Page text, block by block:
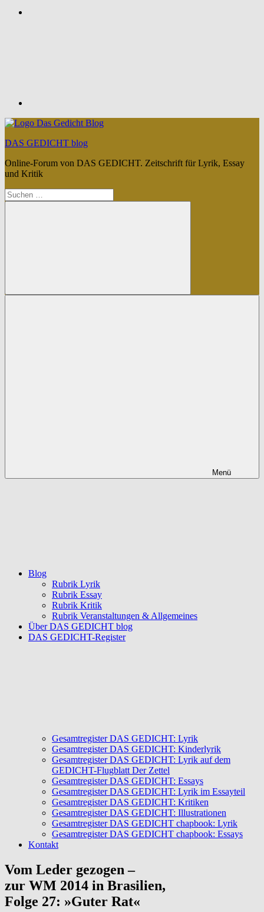
DAS GEDICHT blog
Online-Forum von DAS GEDICHT. Zeitschrift für Lyrik, Essay
und Kritik
Suchen
nach:
Suchen
Menü
Blog
Rubrik Lyrik
Rubrik Essay
Rubrik Kritik
Rubrik Veranstaltungen & Allgemeines
Über DAS GEDICHT blog
DAS GEDICHT-Register
Gesamtregister DAS GEDICHT: Lyrik
Gesamtregister DAS GEDICHT: Kinderlyrik
Gesamtregister DAS GEDICHT: Lyrik auf dem
GEDICHT-Flugblatt Der Zettel
Gesamtregister DAS GEDICHT: Essays
Gesamtregister DAS GEDICHT: Lyrik im Essayteil
Gesamtregister DAS GEDICHT: Kritiken
Gesamtregister DAS GEDICHT: Illustrationen
Gesamtregister DAS GEDICHT chapbook: Lyrik
Gesamtregister DAS GEDICHT chapbook: Essays
Kontakt
Vom Leder gezogen –
zur WM 2014 in Brasilien,
Folge 27: »Guter Rat«